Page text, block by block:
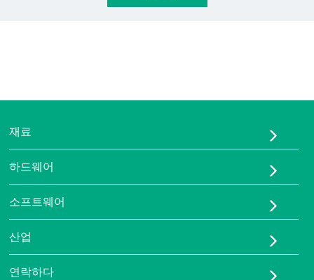
재료
페바-90A
ISUN 3D FlexOne 레진
하드웨어
3D 스캐너
보행 센서 보드
소프트웨어
산업
연락하다